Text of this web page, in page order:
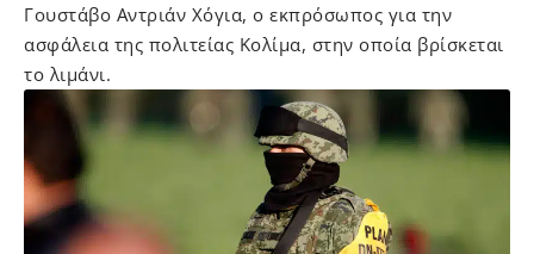
Γουστάβο Αντριάν Χόγια, ο εκπρόσωπος για την
ασφάλεια της πολιτείας Κολίμα, στην οποία βρίσκεται
το λιμάνι.